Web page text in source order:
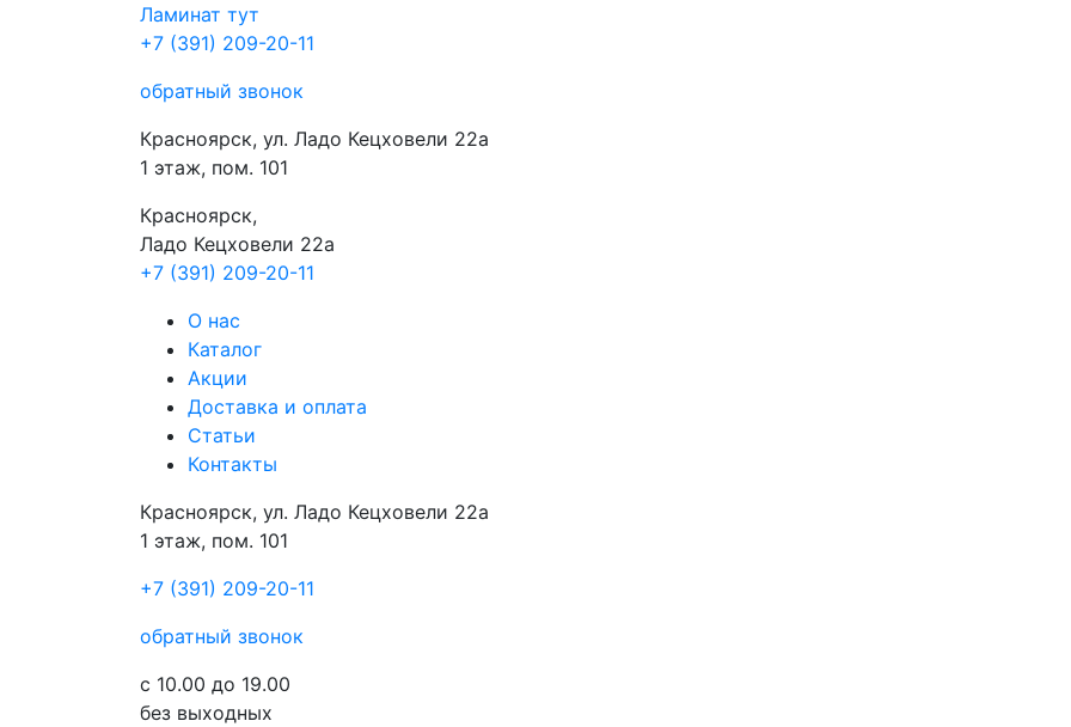
Ламинат тут
+7 (391) 209-20-11
обратный звонок
Красноярск, ул. Ладо Кецховели 22а
1 этаж, пом. 101
Красноярск,
Ладо Кецховели 22a
+7 (391) 209-20-11
О нас
Каталог
Акции
Доставка и оплата
Cтатьи
Контакты
Красноярск, ул. Ладо Кецховели 22а
1 этаж, пом. 101
+7 (391) 209-20-11
обратный звонок
с 10.00 до 19.00
без выходных